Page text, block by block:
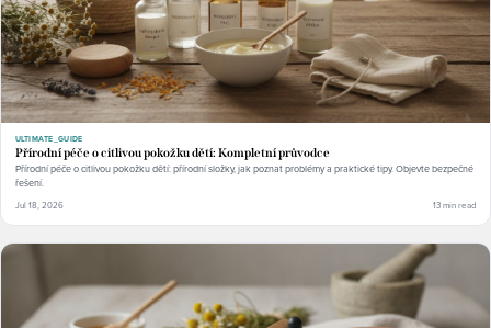
ULTIMATE_GUIDE
Přírodní péče o citlivou pokožku dětí: Kompletní průvodce
Přírodní péče o citlivou pokožku dětí: přírodní složky, jak poznat problémy a praktické tipy. Objevte bezpečné
řešení.
Jul 18, 2026 13 min read